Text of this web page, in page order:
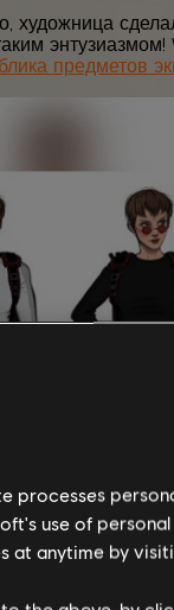
художница
энтузиазмом!
предметов
processes
use of
at anytime by